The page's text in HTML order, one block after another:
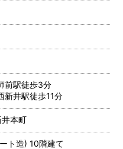
駅徒歩3分
井駅徒歩11分
本町
ト造) 10階建て